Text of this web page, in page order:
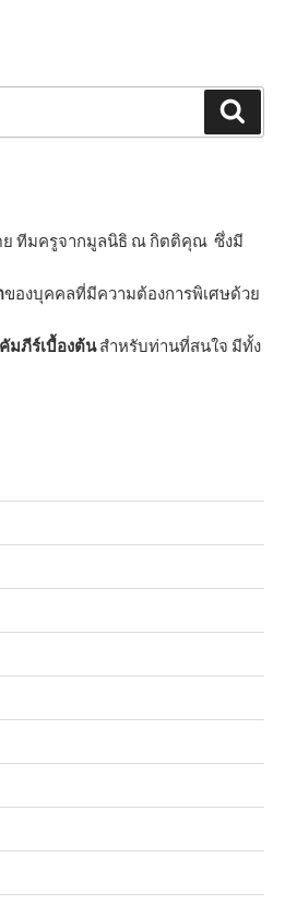
ย ทีมครูจากมูลนิธิ ณ กิตติคุณ ซึ่งมี
ของบุคคลที่มีความต้องการพิเศษด้วย
มภีร์เบื้องต้นสำหรับท่านที่สนใจ มีทั้ง